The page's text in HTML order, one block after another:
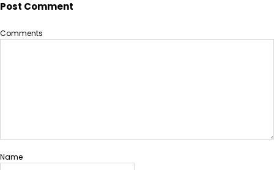
Post Comment
Comments
Name